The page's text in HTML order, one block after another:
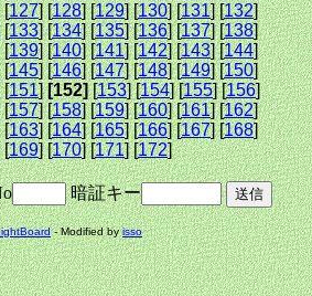
[127] [128] [129] [130] [131] [132]
[133] [134] [135] [136] [137] [138]
[139] [140] [141] [142] [143] [144]
[145] [146] [147] [148] [149] [150]
[151][152][153] [154] [155] [156]
[157] [158] [159] [160] [161] [162]
[163] [164] [165] [166] [167] [168]
[169] [170] [171] [172]
暗証キー
- Modified byisso